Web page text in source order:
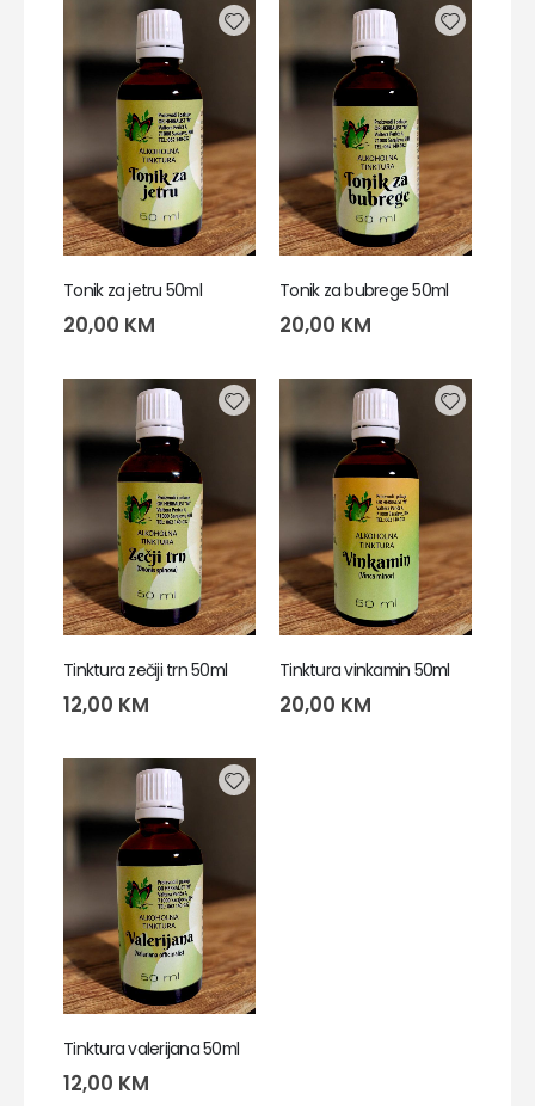
Tonik za jetru 50ml
20,00 KM
Tonik za bubrege 50ml
20,00 KM
Tinktura zečiji trn 50ml
12,00 KM
Tinktura vinkamin 50ml
20,00 KM
Tinktura valerijana 50ml
12,00 KM